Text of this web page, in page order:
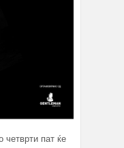
четврти пат ќе